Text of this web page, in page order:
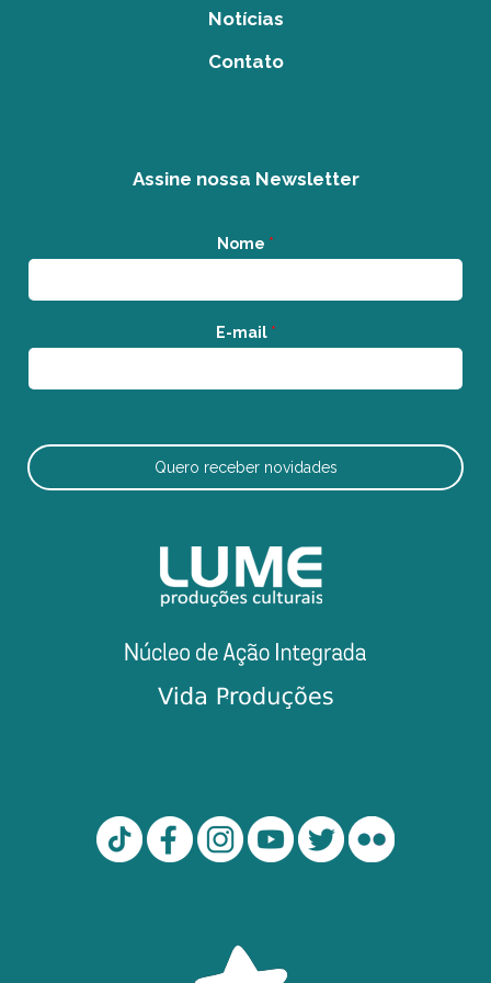
Notícias
Contato
Assine nossa Newsletter
Nome *
E-mail *
Quero receber novidades